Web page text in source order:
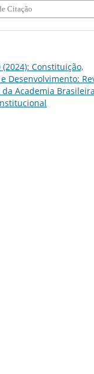
Citação
(2024): Constituição,
Desenvolvimento:
da Academia